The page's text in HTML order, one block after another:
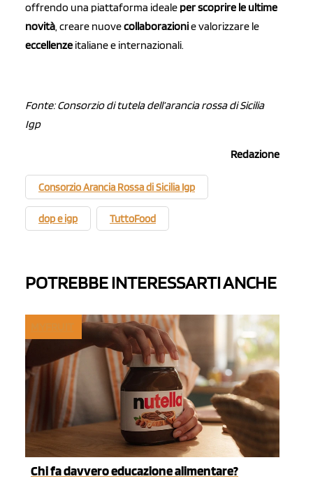
offrendo una piattaforma ideale per scoprire le ultime
novità, creare nuovecollaborazionie valorizzare le
eccellenze italiane e internazionali.
Fonte: Consorzio di tutela dell’arancia rossa di Sicilia
Igp
Redazione
Consorzio Arancia Rossa di Sicilia Igp
dop e igp TuttoFood
POTREBBE INTERESSARTI ANCHE
Chi fa davvero educazione alimentare?